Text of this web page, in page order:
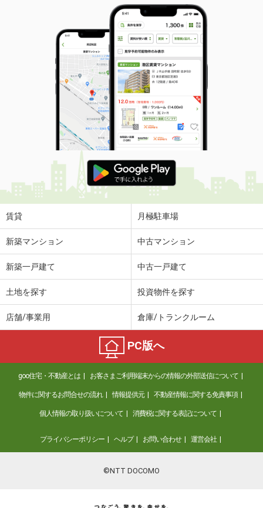
賃貸 月極駐車場
新築マンション 中古マンション
新築一戸建て 中古一戸建て
土地を探す 投資物件を探す
店舗/事業用 倉庫/トランクルーム
PC版へ
goo住宅・不動産とは お客さまご利用端末からの情報の外部送信について
物件に関するお問合せの流れ 情報提供元 不動産情報に関する免責事項
個人情報の取り扱いについて 消費税に関する表記について
プライバシーポリシー ヘルプ お問い合わせ 運営会社
©NTT DOCOMO